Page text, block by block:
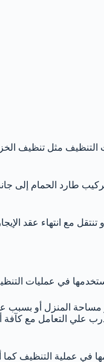
التنظيف مثل تنظيف
طارد الحمام إلى
مع انتهاء عقد
في عمليات
مساحة المنزل أو
علي التعامل مع كآفة
في عملية التنظيف كما